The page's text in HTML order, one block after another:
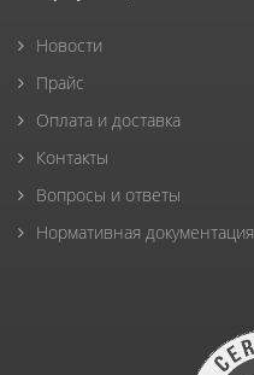
Новости
Прайс
Оплата и доставка
Контакты
Вопросы и ответы
Нормативная документация